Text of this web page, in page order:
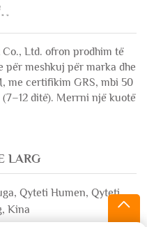
Ltd. ofron prodhim të
për meshkuj për marka dhe
me certifikim GRS, mbi 50
ditë). Merrni një kuotë
LARG
Qyteti Humen, Qyteti
Kina